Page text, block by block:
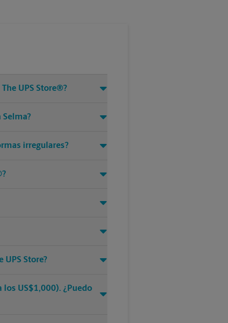
UPS Store®?
irregulares?
Store?
US$1,000). ¿Puedo